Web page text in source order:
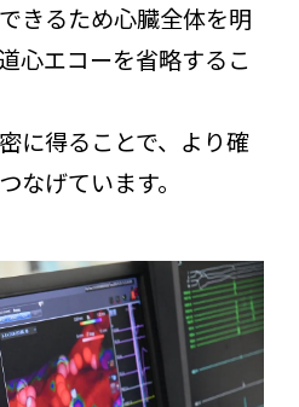
きるため心臓全体を明
心エコーを省略するこ
に得ることで、より確
なげています。